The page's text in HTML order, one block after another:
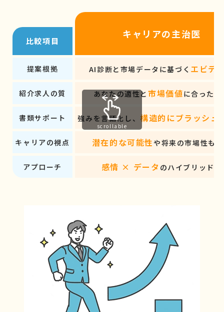
比較項目
キャリアの主治医
提案根拠 AI診断と市場データに基づく エビデ
紹介求人の質 あなたの適性と市場価値に合った
書類サポート 強みを言語化し、 構造的にブラッシュ
キャリアの視点 潜在的な可能性や将来の市場性も
アプローチ 感情 × データ のハイブリッド型
scrollable